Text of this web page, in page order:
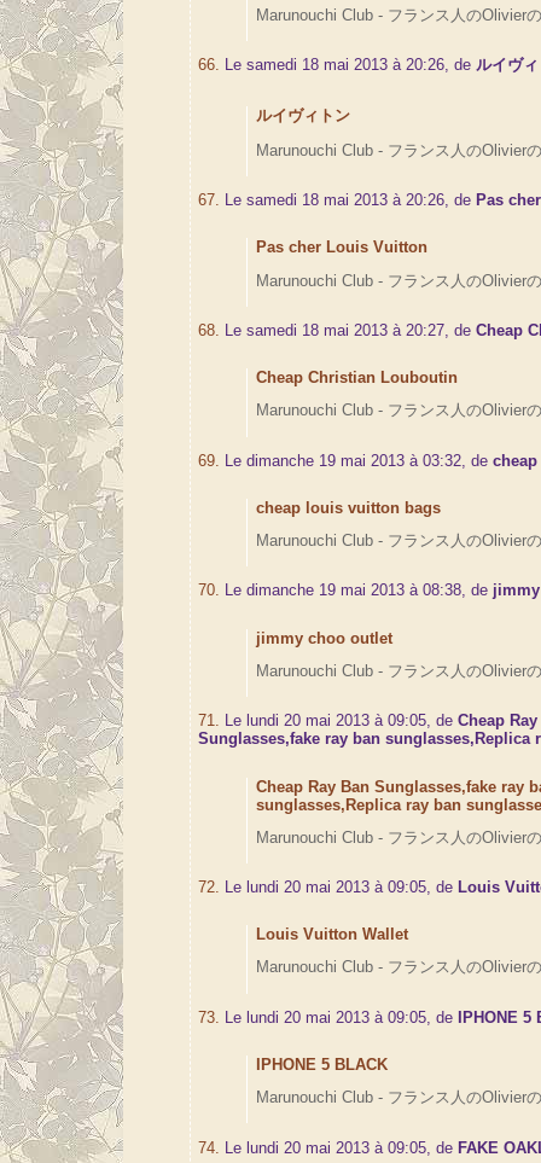
Marunouchi Club - フランス人のOlivier
66. Le samedi 18 mai 2013 à 20:26, deルイヴ
ルイヴィトン
Marunouchi Club - フランス人のOlivier
67. Le samedi 18 mai 2013 à 20:26, de Pas
Pas cher Louis Vuitton
Marunouchi Club - フランス人のOlivier
68. Le samedi 18 mai 2013 à 20:27, deCheap
Cheap Christian Louboutin
Marunouchi Club - フランス人のOlivier
69. Le dimanche 19 mai 2013 à 03:32, de
cheap louis vuitton bags
Marunouchi Club - フランス人のOlivier
70. Le dimanche 19 mai 2013 à 08:38, de
jimmy choo outlet
Marunouchi Club - フランス人のOlivier
71. Le lundi 20 mai 2013 à 09:05, deCheap
Sunglasses,fake ray ban sunglasses,Replica
Cheap Ray Ban Sunglasses,fake ray
sunglasses,Replica ray ban
Marunouchi Club - フランス人のOlivier
72. Le lundi 20 mai 2013 à 09:05, de Louis
Louis Vuitton Wallet
Marunouchi Club - フランス人のOlivier
73. Le lundi 20 mai 2013 à 09:05, de IPHONE 5
IPHONE 5 BLACK
Marunouchi Club - フランス人のOlivier
74. Le lundi 20 mai 2013 à 09:05, deFAKE